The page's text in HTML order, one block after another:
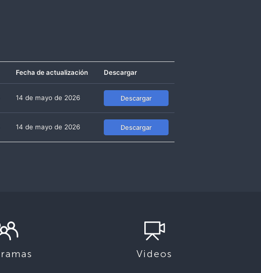
Fecha de actualización Descargar
14 de mayo de 2026 Descargar
14 de mayo de 2026 Descargar
Videos